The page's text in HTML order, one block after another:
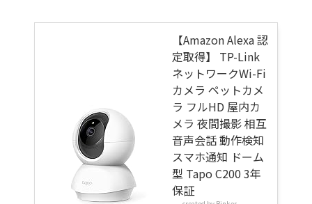
【Amazon Alexa 認
定取得】 TP-Link
ネットワークWi-Fi
カメラ ペットカメ
ラ フルHD 屋内カ
メラ 夜間撮影 相互
音声会話 動作検知
スマホ通知 ドーム
型 Tapo C200 3年
保証